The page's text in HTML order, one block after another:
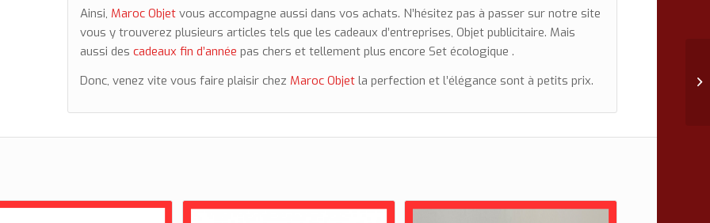
Ainsi, Maroc Objet vous accompagne aussi dans vos achats. N’hésitez pas à passer sur notre site
vous y trouverez plusieurs articles tels que les cadeaux d’entreprises, Objet publicitaire. Mais
aussi descadeaux fin d’année pas chers et tellement plus encore Set écologique .
Donc, venez vite vous faire plaisir chez Maroc Objet la perfection et l’élégance sont à petits prix.